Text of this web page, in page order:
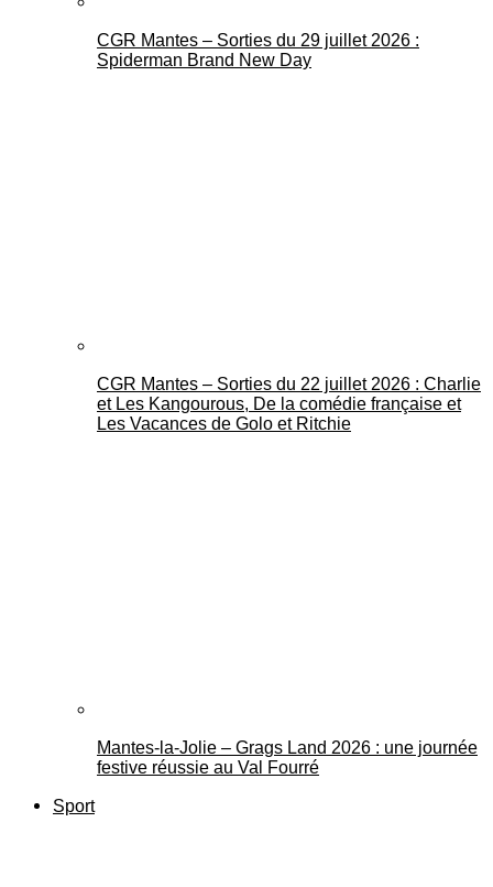
CGR Mantes – Sorties du 29 juillet 2026 :
Spiderman Brand New Day
CGR Mantes – Sorties du 22 juillet 2026 : Charlie
et Les Kangourous, De la comédie française et
Les Vacances de Golo et Ritchie
Mantes-la-Jolie – Grags Land 2026 : une journée
festive réussie au Val Fourré
Sport